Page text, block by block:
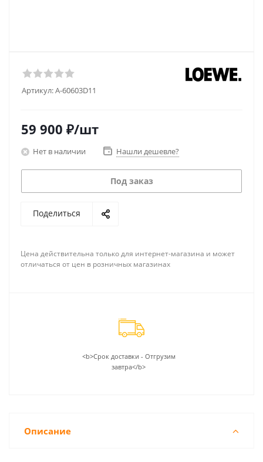
Артикул:A-60603D11
59 900 ₽/шт
Нет в наличии Нашли дешевле?
Под заказ
Поделиться
Цена действительна только для интернет-магазина и может
отличаться от цен в розничных магазинах
<b>Срок доставки - Отгрузим
завтра</b>
Описание